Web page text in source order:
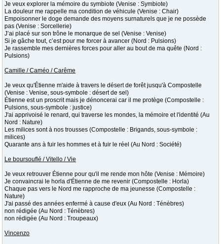
Je veux explorer la mémoire du symbiote (Venise : Symbiote)
La douleur me rappelle ma condition de véhicule (Venise : Chair)
Empoisonner le doge demande des moyens surnaturels que je ne possède
pas (Venise : Sorcellerie)
J’ai placé sur son trône le monarque de sel (Venise : Venise)
Si je gâche tout, c’est pour me forcer à avancer (Nord : Pulsions)
Je rassemble mes dernières forces pour aller au bout de ma quête (Nord :
Pulsions)
Camille / Caméo / Carême
Je veux qu'Étienne m'aide à travers le désert de forêt jusqu'à Compostelle
(Venise : Venise, sous-symbole : désert de sel)
Étienne est un proscrit mais je dénoncerai car il me protège (Compostelle :
Pulsions, sous-symbole : justice)
J'ai apprivoisé le renard, qui traverse les mondes, la mémoire et l'identité (Au
Nord : Nature)
Les milices sont à nos trousses (Compostelle : Brigands, sous-symbole :
milices)
Quarante ans à fuir les hommes et à fuir le réel (Au Nord : Société)
Le boursouflé / Vitello / Vie
Je veux retrouver Étienne pour qu'il me rende mon hôte (Venise : Mémoire)
Je convaincrai le horla d'Étienne de me revenir (Compostelle : Horla)
Chaque pas vers le Nord me rapproche de ma jeunesse (Compostelle :
Nature)
J'ai passé des années enfermé à cause d'eux (Au Nord : Ténèbres)
non rédigée (Au Nord : Ténèbres)
non rédigée (Au Nord : Troupeaux)
Vincenzo